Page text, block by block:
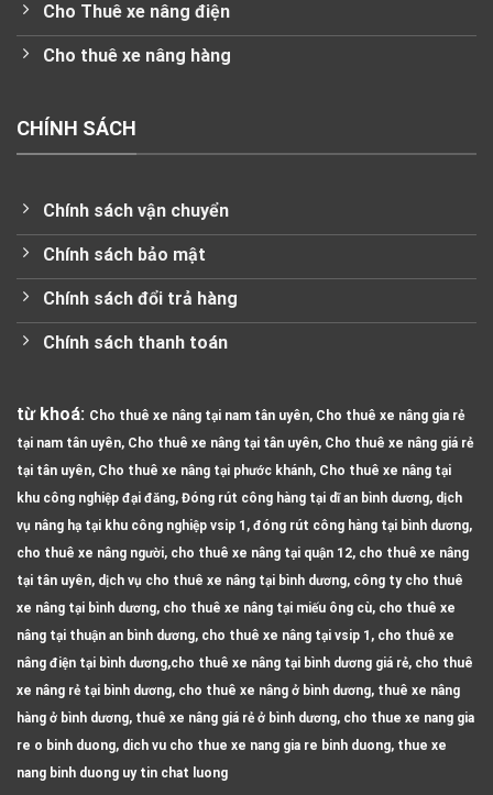
Cho Thuê xe nâng điện
Cho thuê xe nâng hàng
CHÍNH SÁCH
Chính sách vận chuyển
Chính sách bảo mật
Chính sách đổi trả hàng
Chính sách thanh toán
từ khoá: Cho thuê xe nâng tại nam tân uyên, Cho thuê xe nâng gia rẻ
tại nam tân uyên, Cho thuê xe nâng tại tân uyên, Cho thuê xe nâng giá rẻ
tại tân uyên, Cho thuê xe nâng tại phước khánh, Cho thuê xe nâng tại
khu công nghiệp đại đăng, Đóng rút công hàng tại dĩ an bình dương, dịch
vụ nâng hạ tại khu công nghiệp vsip 1, đóng rút công hàng tại bình dương,
cho thuê xe nâng người, cho thuê xe nâng tại quận 12, cho thuê xe nâng
tại tân uyên, dịch vụ cho thuê xe nâng tại bình dương, công ty cho thuê
xe nâng tại bình dương, cho thuê xe nâng tại miếu ông cù, cho thuê xe
nâng tại thuận an bình dương, cho thuê xe nâng tại vsip 1, cho thuê xe
nâng điện tại bình dương,cho thuê xe nâng tại bình dương giá rẻ, cho thuê
xe nâng rẻ tại bình dương, cho thuê xe nâng ở bình dương, thuê xe nâng
hàng ở bình dương, thuê xe nâng giá rẻ ở bình dương, cho thue xe nang gia
re o binh duong, dich vu cho thue xe nang gia re binh duong, thue xe
nang binh duong uy tin chat luong